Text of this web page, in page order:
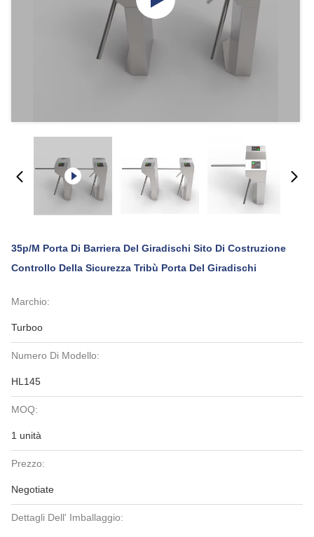
35p/m Porta Di Barriera Del Giradischi Sito Di Costruzione
Controllo Della Sicurezza Tribù Porta Del Giradischi
Marchio:
Turboo
Numero Di Modello:
HL145
MOQ:
1 unità
Prezzo:
Negotiate
Dettagli Dell' Imballaggio: